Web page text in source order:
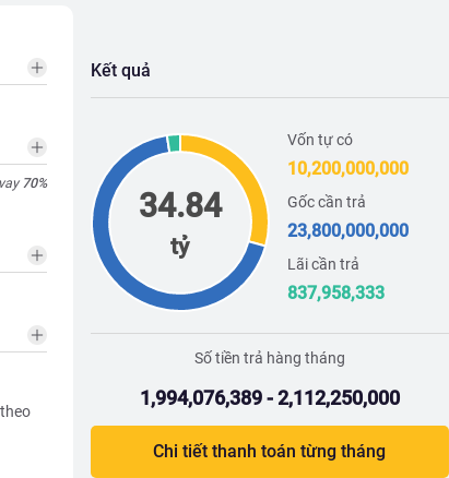
70%
Kết quả
34.84
tỷ
Vốn tự có
10,200,000,000
Gốc cần trả
23,800,000,000
Lãi cần trả
837,958,333
Số tiền trả hàng tháng
1,994,076,389 - 2,112,250,000
Chi tiết thanh toán từng tháng